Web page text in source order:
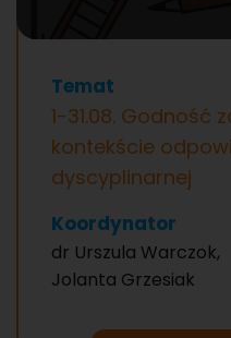
Temat
1-31.08. Godność
kontekście
dyscyplinarnej
Koordynator
dr Urszula Warczok,
Jolanta Grzesiak